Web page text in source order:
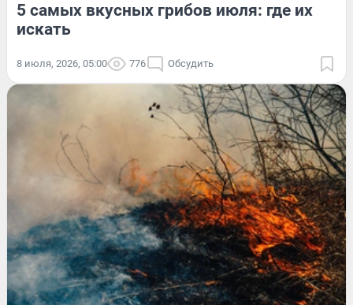
5 самых вкусных грибов июля: где их
искать
8 июля, 2026, 05:00 776 Обсудить